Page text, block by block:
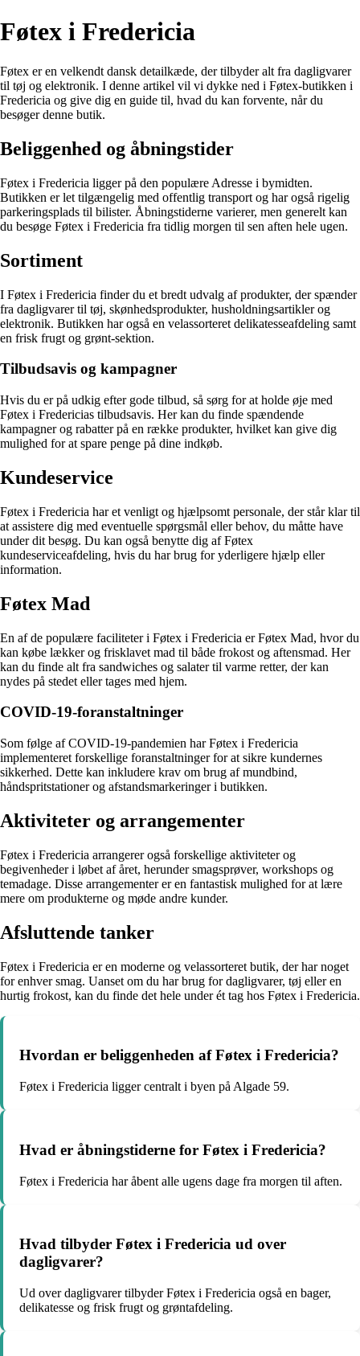
Føtex i Fredericia
Føtex er en velkendt dansk detailkæde, der tilbyder alt fra dagligvarer
til tøj og elektronik. I denne artikel vil vi dykke ned i Føtex-butikken i
Fredericia og give dig en guide til, hvad du kan forvente, når du
besøger denne butik.
Beliggenhed og åbningstider
Føtex i Fredericia ligger på den populære Adresse i bymidten.
Butikken er let tilgængelig med offentlig transport og har også rigelig
parkeringsplads til bilister. Åbningstiderne varierer, men generelt kan
du besøge Føtex i Fredericia fra tidlig morgen til sen aften hele ugen.
Sortiment
I Føtex i Fredericia finder du et bredt udvalg af produkter, der spænder
fra dagligvarer til tøj, skønhedsprodukter, husholdningsartikler og
elektronik. Butikken har også en velassorteret delikatesseafdeling samt
en frisk frugt og grønt-sektion.
Tilbudsavis og kampagner
Hvis du er på udkig efter gode tilbud, så sørg for at holde øje med
Føtex i Fredericias tilbudsavis. Her kan du finde spændende
kampagner og rabatter på en række produkter, hvilket kan give dig
mulighed for at spare penge på dine indkøb.
Kundeservice
Føtex i Fredericia har et venligt og hjælpsomt personale, der står klar til
at assistere dig med eventuelle spørgsmål eller behov, du måtte have
under dit besøg. Du kan også benytte dig af Føtex
kundeserviceafdeling, hvis du har brug for yderligere hjælp eller
information.
Føtex Mad
En af de populære faciliteter i Føtex i Fredericia er Føtex Mad, hvor du
kan købe lækker og frisklavet mad til både frokost og aftensmad. Her
kan du finde alt fra sandwiches og salater til varme retter, der kan
nydes på stedet eller tages med hjem.
COVID-19-foranstaltninger
Som følge af COVID-19-pandemien har Føtex i Fredericia
implementeret forskellige foranstaltninger for at sikre kundernes
sikkerhed. Dette kan inkludere krav om brug af mundbind,
håndspritstationer og afstandsmarkeringer i butikken.
Aktiviteter og arrangementer
Føtex i Fredericia arrangerer også forskellige aktiviteter og
begivenheder i løbet af året, herunder smagsprøver, workshops og
temadage. Disse arrangementer er en fantastisk mulighed for at lære
mere om produkterne og møde andre kunder.
Afsluttende tanker
Føtex i Fredericia er en moderne og velassorteret butik, der har noget
for enhver smag. Uanset om du har brug for dagligvarer, tøj eller en
hurtig frokost, kan du finde det hele under ét tag hos Føtex i Fredericia.
Hvordan er beliggenheden af Føtex i Fredericia?
Føtex i Fredericia ligger centralt i byen på Algade 59.
Hvad er åbningstiderne for Føtex i Fredericia?
Føtex i Fredericia har åbent alle ugens dage fra morgen til aften.
Hvad tilbyder Føtex i Fredericia ud over
dagligvarer?
Ud over dagligvarer tilbyder Føtex i Fredericia også en bager,
delikatesse og frisk frugt og grøntafdeling.